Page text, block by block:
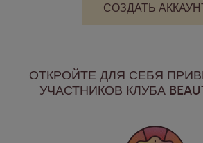
СОЗДАТЬ
ОТКРОЙТЕ ДЛЯ СЕБЯ
УЧАСТНИКОВ КЛУБА